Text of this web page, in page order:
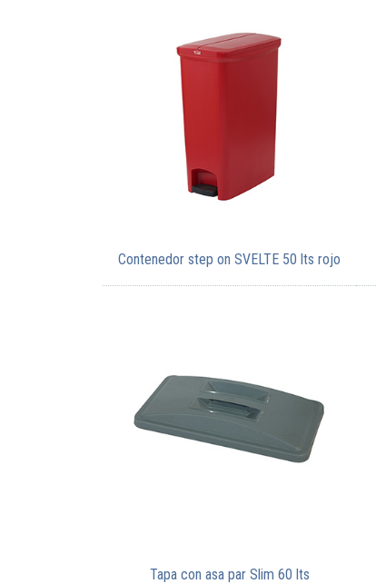
Contenedor step on SVELTE 50 lts rojo
Tapa con asa par Slim 60 lts